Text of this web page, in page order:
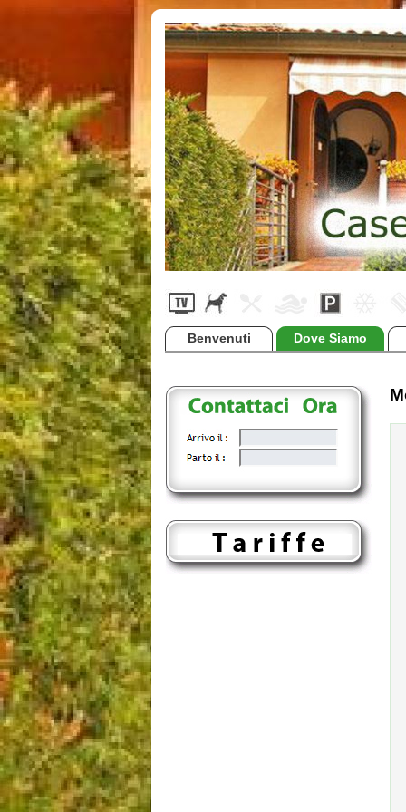
Benvenuti Dove Siamo